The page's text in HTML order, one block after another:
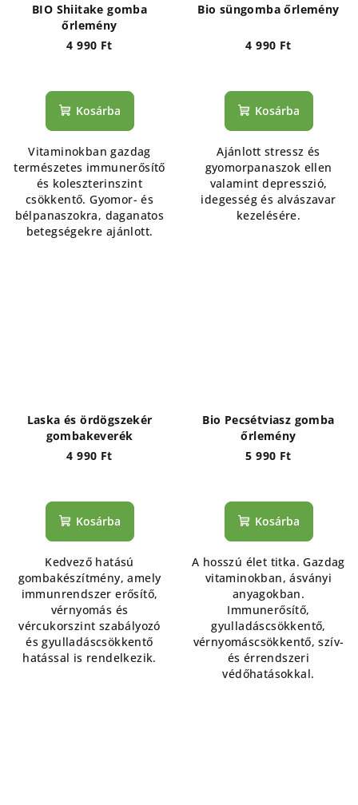
BIO Shiitake gomba
őrlemény
4 990 Ft
Kosárba
Vitaminokban gazdag
természetes immunerősítő
és koleszterinszint
csökkentő. Gyomor- és
bélpanaszokra, daganatos
betegségekre ajánlott.
Bio süngomba őrlemény
4 990 Ft
Kosárba
Ajánlott stressz és
gyomorpanaszok ellen
valamint depresszió,
idegesség és alvászavar
kezelésére.
Laska és ördögszekér
gombakeverék
4 990 Ft
Kosárba
Kedvező hatású
gombakészítmény, amely
immunrendszer erősítő,
vérnyomás és
vércukorszint szabályozó
és gyulladáscsökkentő
hatással is rendelkezik.
Bio Pecsétviasz gomba
őrlemény
5 990 Ft
Kosárba
A hosszú élet titka. Gazdag
vitaminokban, ásványi
anyagokban.
Immunerősítő,
gyulladáscsökkentő,
vérnyomáscsökkentő, szív-
és érrendszeri
védőhatásokkal.